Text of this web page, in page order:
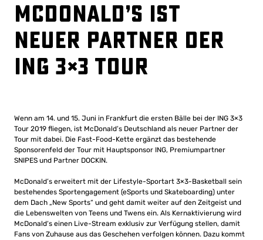
McDonald’s ist
neuer Partner der
ING 3×3 Tour
Wenn am 14. und 15. Juni in Frankfurt die ersten Bälle bei der ING 3×3
Tour 2019 fliegen, ist McDonald’s Deutschland als neuer Partner der
Tour mit dabei. Die Fast-Food-Kette ergänzt das bestehende
Sponsorenfeld der Tour mit Hauptsponsor ING, Premiumpartner
SNIPES und Partner DOCKIN.
McDonald’s erweitert mit der Lifestyle-Sportart 3×3-Basketball sein
bestehendes Sportengagement (eSports und Skateboarding) unter
dem Dach „New Sports“ und geht damit weiter auf den Zeitgeist und
die Lebenswelten von Teens und Twens ein. Als Kernaktivierung wird
McDonald‘s einen Live-Stream exklusiv zur Verfügung stellen, damit
Fans von Zuhause aus das Geschehen verfolgen können. Dazu kommt